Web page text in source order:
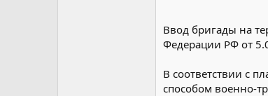
Ввод бригады на
Федерации РФ от
В соответствии с
способом военно-